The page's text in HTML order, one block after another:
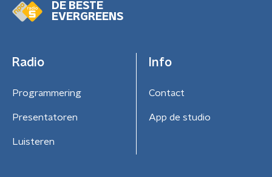
DE BESTE
EVERGREENS
Radio
Programmering
Presentatoren
Luisteren
Info
Contact
App de studio